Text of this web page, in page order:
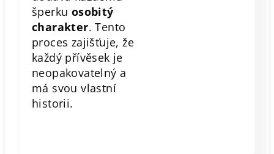
šperku osobitý
charakter. Tento
proces zajišťuje, že
každý přívěsek je
neopakovatelný a
má svou vlastní
historii.